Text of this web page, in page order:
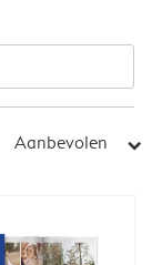
Aanbevolen arrow_right